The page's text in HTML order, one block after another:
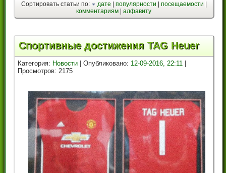
Сортировать статьи по: дате| популярности посещаемости
комментариям |алфавиту
Спортивные достижения TAG Heuer
Категория: Новости | Опубликовано: 12-09-2016, 22:11
Просмотров: 2175